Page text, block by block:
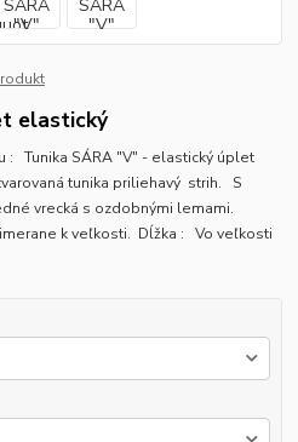
elastický
Tunika SÁRA "V" - elastický úplet
tunika priliehavý strih. S
vrecká s ozdobnými lemami.
k veľkosti. Dĺžka : Vo veľkosti